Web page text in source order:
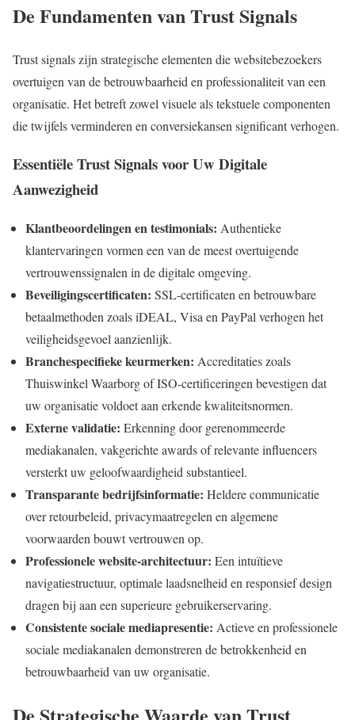
De Fundamenten van Trust Signals
Trust signals zijn strategische elementen die websitebezoekers
overtuigen van de betrouwbaarheid en professionaliteit van een
organisatie. Het betreft zowel visuele als tekstuele componenten
die twijfels verminderen en conversiekansen significant verhogen.
Essentiële Trust Signals voor Uw Digitale
Aanwezigheid
Klantbeoordelingen en testimonials: Authentieke
klantervaringen vormen een van de meest overtuigende
vertrouwenssignalen in de digitale omgeving.
Beveiligingscertificaten: SSL-certificaten en betrouwbare
betaalmethoden zoals iDEAL, Visa en PayPal verhogen het
veiligheidsgevoel aanzienlijk.
Branchespecifieke keurmerken: Accreditaties zoals
Thuiswinkel Waarborg of ISO-certificeringen bevestigen dat
uw organisatie voldoet aan erkende kwaliteitsnormen.
Externe validatie: Erkenning door gerenommeerde
mediakanalen, vakgerichte awards of relevante influencers
versterkt uw geloofwaardigheid substantieel.
Transparante bedrijfsinformatie: Heldere communicatie
over retourbeleid, privacymaatregelen en algemene
voorwaarden bouwt vertrouwen op.
Professionele website-architectuur: Een intuïtieve
navigatiestructuur, optimale laadsnelheid en responsief design
dragen bij aan een superieure gebruikerservaring.
Consistente sociale mediapresentie: Actieve en professionele
sociale mediakanalen demonstreren de betrokkenheid en
betrouwbaarheid van uw organisatie.